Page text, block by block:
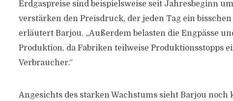
Erdgaspreise sind beispielsweise seit Jahresbeginn
verstärken den Preisdruck, der jeden Tag ein bisschen
erläutert Barjou. „Außerdem belasten die Engpässe
Produktion, da Fabriken teilweise Produktionsstopps
Verbraucher.“
Angesichts des starken Wachstums sieht Barjou